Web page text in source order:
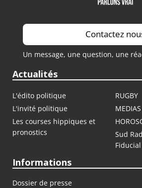
Contactez
Un message, une question, une
Actualités
L'édito politique
RUGBY
L'invité politique
MEDIAS
Les courses hippiques et
pronostics
Sud
Fiducial
Informations
Dossier de presse